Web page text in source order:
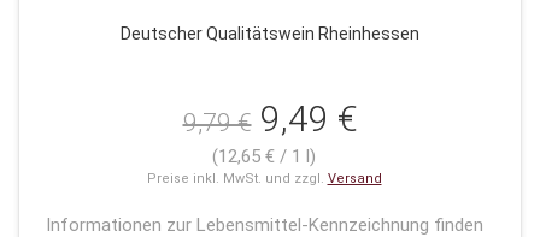
Deutscher Qualitätswein Rheinhessen
9,79 €9,49 €
(12,65 € / 1 l)
Preise inkl. MwSt. und zzgl. Versand
Informationen zur Lebensmittel-Kennzeichnung finden